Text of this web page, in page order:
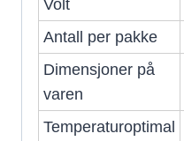
Volt
Antall per pakke
Dimensjoner på
varen
Temperaturoptimal